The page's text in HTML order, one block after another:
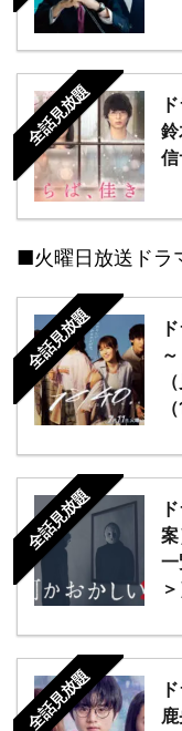
全話見放題
信
■火曜日放送ドラ
全話見放題
全話見放題
＞
全話見放題